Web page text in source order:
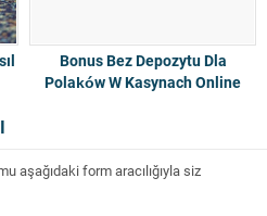
Bonus Bez Depozytu Dla
Polaków W Kasynach Online
aşağıdaki form aracılığıyla siz